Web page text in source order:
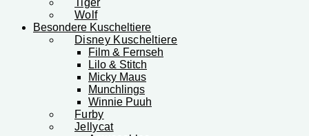
Tiger
Wolf
Besondere Kuscheltiere
Disney Kuscheltiere
Film & Fernseh
Lilo & Stitch
Micky Maus
Munchlings
Winnie Puuh
Furby
Jellycat